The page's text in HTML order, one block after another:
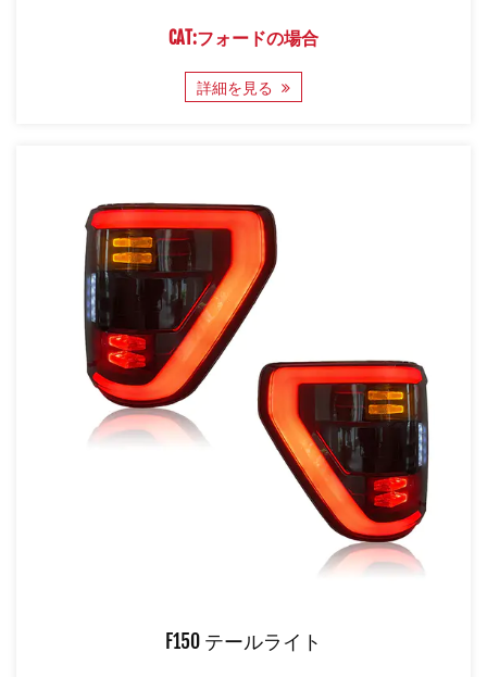
CAT:フォードの場合
詳細を見る
F150 テールライト